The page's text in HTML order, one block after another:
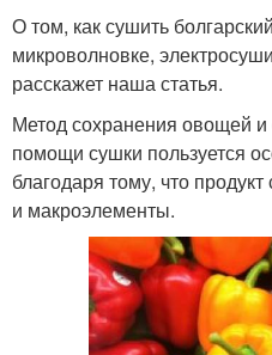
О том, как сушить
микроволновке,
расскажет наша статья.
Метод сохранения овощей
помощи сушки пользуется
благодаря тому, что
и макроэлементы.